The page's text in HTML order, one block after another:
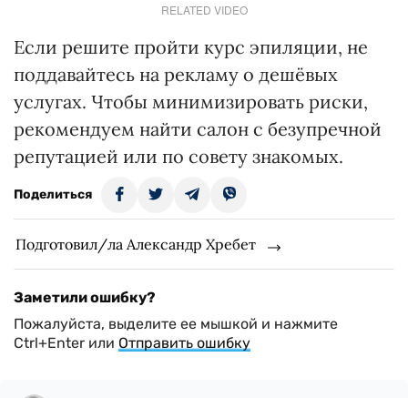
RELATED VIDEO
Если решите пройти курс эпиляции, не
поддавайтесь на рекламу о дешёвых
услугах. Чтобы минимизировать риски,
рекомендуем найти салон с безупречной
репутацией или по совету знакомых.
Поделиться
Подготовил/ла Александр Хребет
Заметили ошибку?
Пожалуйста, выделите ее мышкой и нажмите
Ctrl+Enter или Отправить ошибку